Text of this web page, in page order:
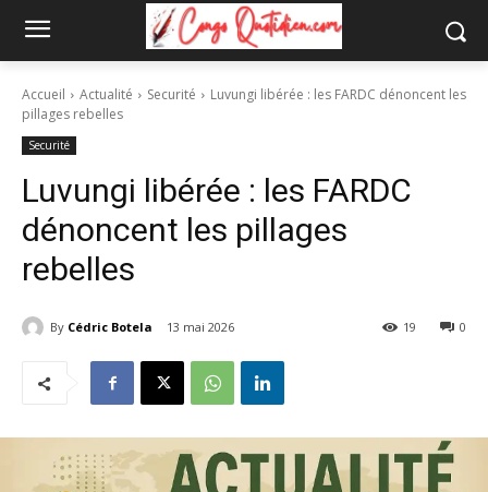
Accueil Actualité Securité
Luvungi libérée : les FARDC dénoncent les
pillages rebelles
Securité
Luvungi libérée : les FARDC
dénoncent les pillages
rebelles
By Cédric Botela 13 mai 2026 0
19